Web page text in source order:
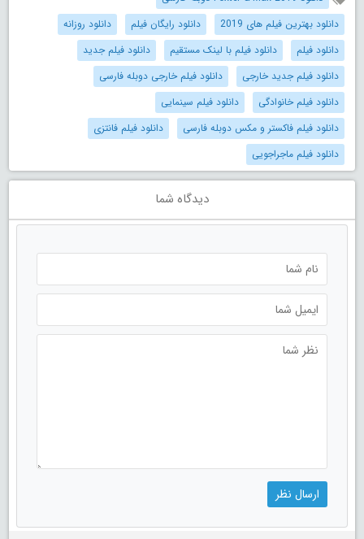
دانلود بهترین فیلم های 2019
دانلود رایگان فیلم
دانلود روزانه
دانلود فیلم
دانلود فیلم با لینک مستقیم
دانلود فیلم جدید
دانلود فیلم جدید خارجی
دانلود فیلم خارجی دوبله فارسی
دانلود فیلم خانوادگی
دانلود فیلم سینمایی
دانلود فیلم فاکستر و مکس دوبله فارسی
دانلود فیلم فانتزی
دانلود فیلم ماجراجویی
دیدگاه شما